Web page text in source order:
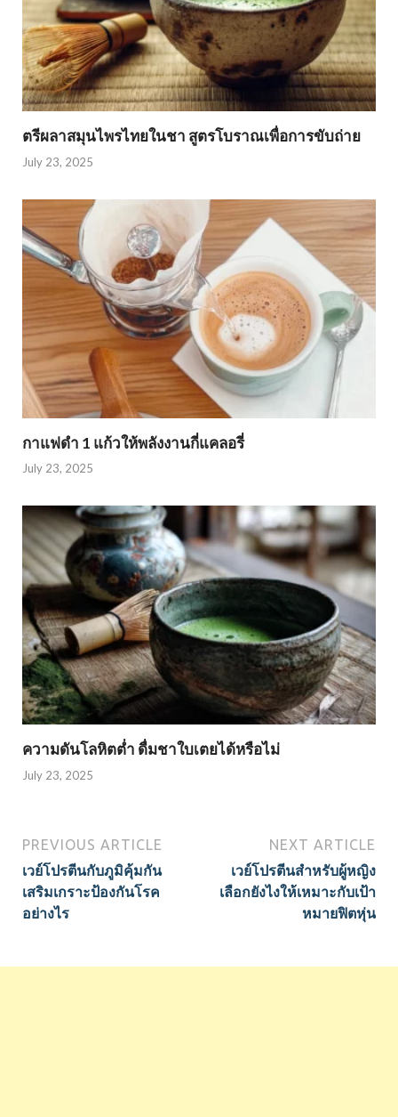
ตรีผลาสมุนไพรไทยในชา สูตรโบราณเพื่อการขับถ่าย
July 23, 2025
กาแฟดำ 1 แก้วให้พลังงานกี่แคลอรี่
July 23, 2025
ความดันโลหิตต่ำ ดื่มชาใบเตยได้หรือไม่
July 23, 2025
PREVIOUS ARTICLE
เวย์โปรตีนกับภูมิคุ้มกัน
เสริมเกราะป้องกันโรค
อย่างไร
NEXT ARTICLE
เวย์โปรตีนสำหรับผู้หญิง
เลือกยังไงให้เหมาะกับเป้า
หมายฟิตหุ่น